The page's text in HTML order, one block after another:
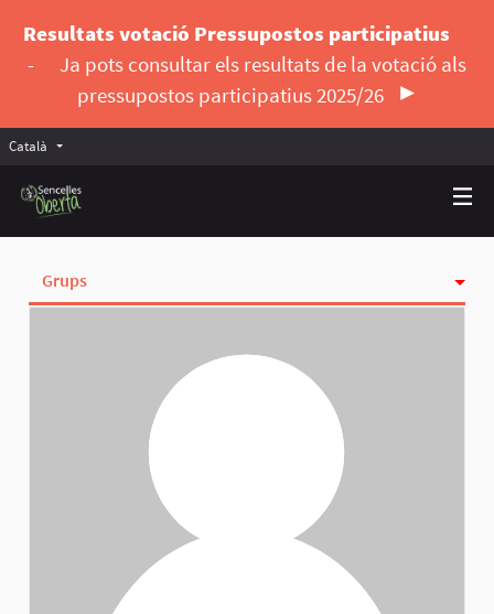
Resultats votació Pressupostos participatius
-
Ja pots consultar els resultats de la votació als
pressupostos participatius 2025/26
Català Triar la llengua
Grups